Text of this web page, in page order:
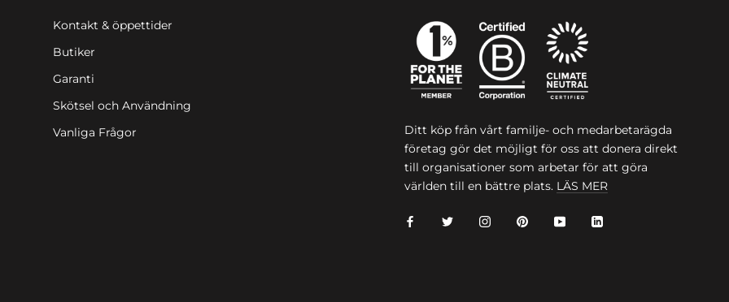
Kontakt & öppettider
Butiker
Garanti
Skötsel och Användning
Vanliga Frågor
Ditt köp från vårt familje- och medarbetarägda
företag gör det möjligt för oss att donera direkt
till organisationer som arbetar för att göra
världen till en bättre plats. LÄS MER